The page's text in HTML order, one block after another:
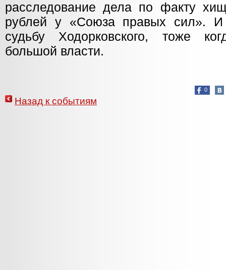
расследование дела по факту
рублей у «Союза правых сил». И
судьбу Ходорковского, тоже
большой власти.
0
Назад к событиям